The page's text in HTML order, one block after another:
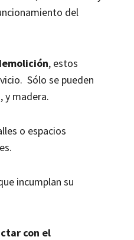
del
, estos
Sólo se pueden
y madera.
o espacios
incumplan su
con el